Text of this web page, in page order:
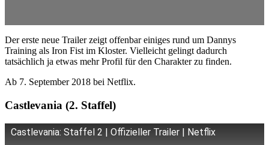
Der erste neue Trailer zeigt offenbar einiges rund um Dannys
Training als Iron Fist im Kloster. Vielleicht gelingt dadurch
tatsächlich ja etwas mehr Profil für den Charakter zu finden.
Ab 7. September 2018 bei Netflix.
Castlevania (2. Staffel)
Castlevania: Staffel 2 | Offizieller Trailer | Netflix